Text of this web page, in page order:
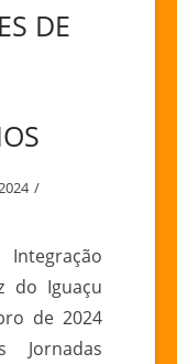
DE
do Iguaçu
de 2024
Jornadas